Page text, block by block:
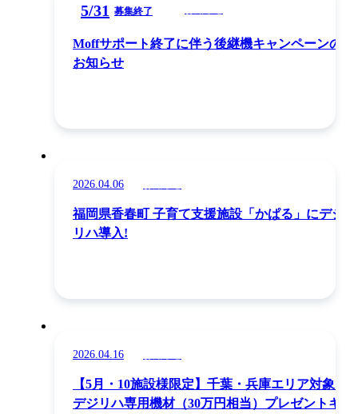
5/31 募集終了
Moffサポート終了に伴う後継機キャンペーンの
お知らせ
2026.04.06
福岡県香春町 子育て支援施設「かぱる」にデジ
リハ導入!
2026.04.16
【5月・10施設様限定】千葉・兵庫エリア対象！
デジリハ専用機材（30万円相当）プレゼントキャ